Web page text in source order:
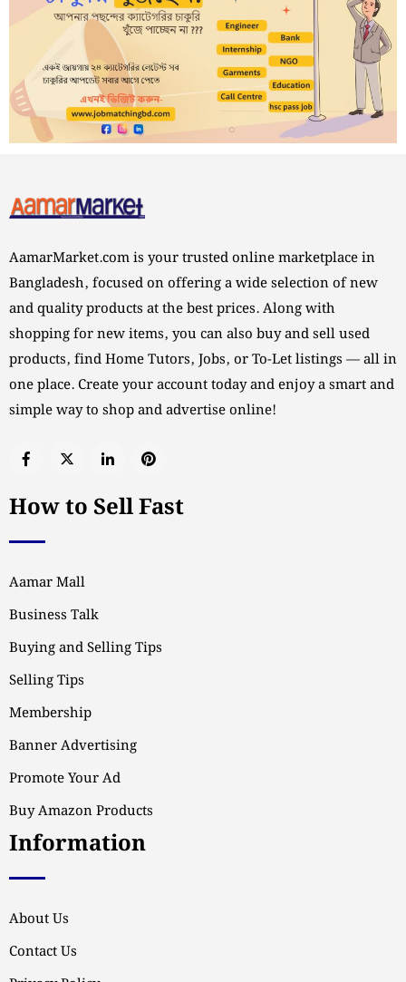
AamarMarket.com is your trusted online marketplace in
Bangladesh, focused on offering a wide selection of new
and quality products at the best prices. Along with
shopping for new items, you can also buy and sell used
products, find Home Tutors, Jobs, or To-Let listings — all in
one place. Create your account today and enjoy a smart and
simple way to shop and advertise online!
How to Sell Fast
Aamar Mall
Business Talk
Buying and Selling Tips
Selling Tips
Membership
Banner Advertising
Promote Your Ad
Buy Amazon Products
Information
About Us
Contact Us